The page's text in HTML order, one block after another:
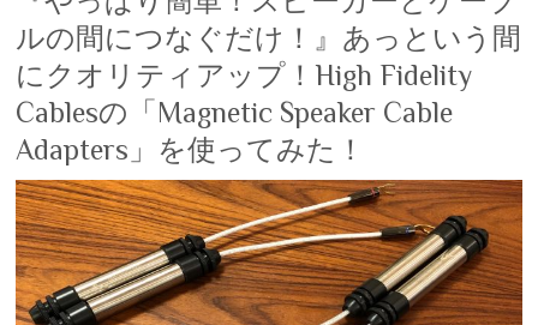
ルの間につなぐだけ！』あっという間
にクオリティアップ！High Fidelity
Cablesの「Magnetic Speaker Cable
Adapters」を使ってみた！